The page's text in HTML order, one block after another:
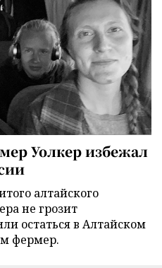
Уолкер избежал
алтайского
не грозит
остаться в Алтайском
фермер.